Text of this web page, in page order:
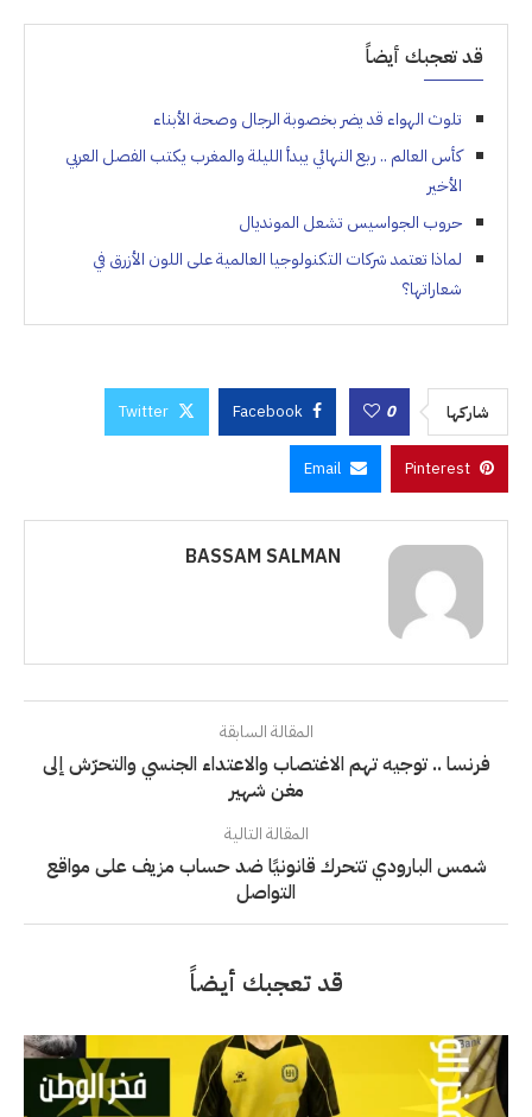
قد تعجبك أيضاً
تلوث الهواء قد يضر بخصوبة الرجال وصحة الأبناء
كأس العالم .. ربع النهائي يبدأ الليلة والمغرب يكتب الفصل العربي
الأخير
حروب الجواسيس تشعل المونديال
لماذا تعتمد شركات التكنولوجيا العالمية على اللون الأزرق في
شعاراتها؟
شاركها 0
Facebook
Twitter
Pinterest
Email
BASSAM SALMAN
المقالة السابقة
فرنسا .. توجيه تهم الاغتصاب والاعتداء الجنسي والتحرّش إلى
مغن شهير
المقالة التالية
شمس البارودي تتحرك قانونيًا ضد حساب مزيف على مواقع
التواصل
قد تعجبك أيضاً